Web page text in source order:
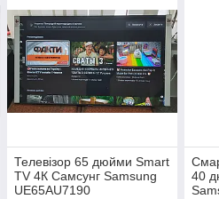
Телевізор 65 дюйми Smart
TV 4К Самсунг Samsung
UE65AU7190
40